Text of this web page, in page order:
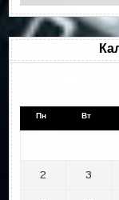
месяцам
Пн Вт
2
3